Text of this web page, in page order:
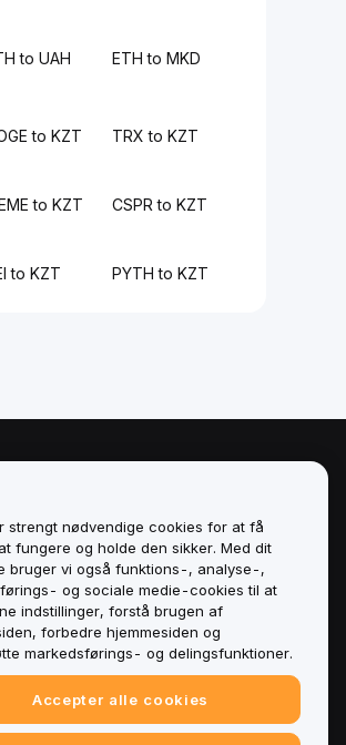
to UAH ETH to MKD
to KZT TRX to KZT
to KZT CSPR to KZT
to KZT PYTH to KZT
Politik om
interessekonflikter
Oversigt over politikken for
opbevaring og
administration
ESG-oplysninger
Crypto-Asset White Papers
strengt nødvendige cookies for at få
fungere og holde den sikker. Med dit
bruger vi også funktions-, analyse-,
og sociale medie-cookies til at
indstillinger, forstå brugen af
forbedre hjemmesiden og
markedsførings- og delingsfunktioner.
Accepter alle cookies